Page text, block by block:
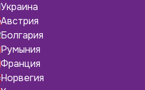
Украина
Австрия
Болгария
Румыния
Франция
Норвегия